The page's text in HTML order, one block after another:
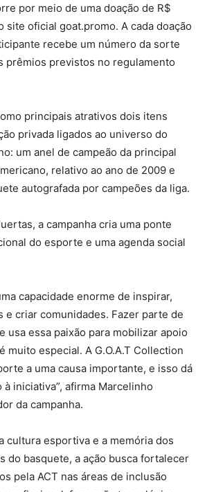
por meio de uma doação de R$
site oficial goat.promo. A cada doação
recebe um número da sorte
prêmios previstos no regulamento
principais atrativos dois itens
privada ligados ao universo do
um anel de campeão da principal
relativo ao ano de 2009 e
autografada por campeões da liga.
a campanha cria uma ponte
do esporte e uma agenda social
capacidade enorme de inspirar,
e criar comunidades. Fazer parte de
usa essa paixão para mobilizar apoio
muito especial. A G.O.A.T Collection
a uma causa importante, e isso dá
iniciativa”, afirma Marcelinho
da campanha.
cultura esportiva e a memória dos
do basquete, a ação busca fortalecer
pela ACT nas áreas de inclusão